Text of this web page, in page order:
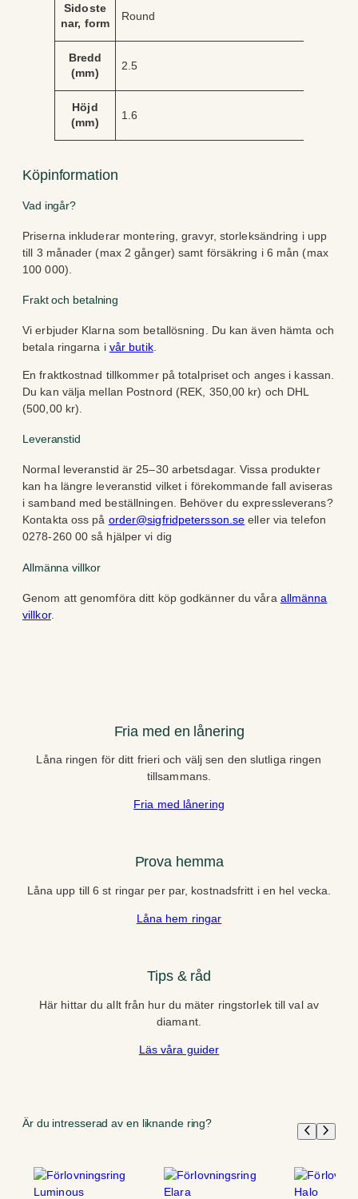
Sidoste
nar, form
Round
Bredd
(mm)
2.5
Höjd
(mm)
1.6
Köpinformation
Vad ingår?
Priserna inkluderar montering, gravyr, storleksändring i upp
till 3 månader (max 2 gånger) samt försäkring i 6 mån (max
100 000).
Frakt och betalning
Vi erbjuder Klarna som betallösning. Du kan även hämta och
betala ringarna i vår butik.
En fraktkostnad tillkommer på totalpriset och anges i kassan.
Du kan välja mellan Postnord (REK, 350,00 kr) och DHL
(500,00 kr).
Leveranstid
Normal leveranstid är 25–30 arbetsdagar. Vissa produkter
kan ha längre leveranstid vilket i förekommande fall aviseras
i samband med beställningen. Behöver du expressleverans?
Kontakta oss på order@sigfridpetersson.se eller via telefon
0278-260 00 så hjälper vi dig
Allmänna villkor
Genom att genomföra ditt köp godkänner du våra allmänna
villkor.
Fria med en lånering
Låna ringen för ditt frieri och välj sen den slutliga ringen
tillsammans.
Fria med lånering
Prova hemma
Låna upp till 6 st ringar per par, kostnadsfritt i en hel vecka.
Låna hem ringar
Tips & råd
Här hittar du allt från hur du mäter ringstorlek till val av
diamant.
Läs våra guider
Är du intresserad av en liknande ring?